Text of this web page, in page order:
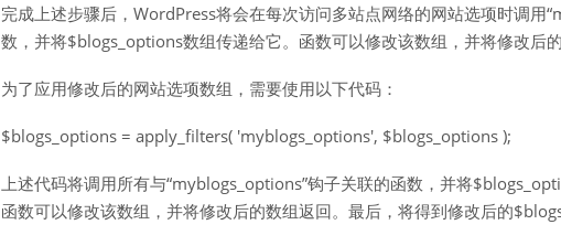
完成上述步骤后，WordPress将会在每次访问多站点网络的网站选项时调用
数，并将$blogs_options数组传递给它。函数可以修改该数组，并将修改后的
为了应用修改后的网站选项数组，需要使用以下代码：
$blogs_options = apply_filters( 'myblogs_options', $blogs_options );
上述代码将调用所有与“myblogs_options”钩子关联的函数，并将
函数可以修改该数组，并将修改后的数组返回。最后，将得到修改后的